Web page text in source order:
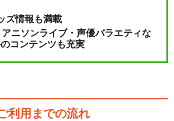
ズ情報も満載
ニソンライブ・声優バラエティな
コンテンツも充実
利用までの流れ